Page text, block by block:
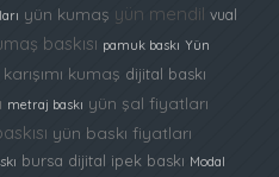
yün kumaş yün mendil vual
baskısı pamuk baskı Yün
kumaş dijital baskı
metraj baskı yün şal fiyatları
yün baskı fiyatları
bursa dijital ipek baskı Modal